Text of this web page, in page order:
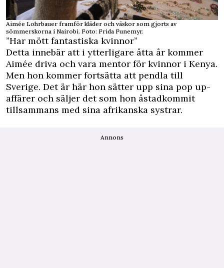
Aimée Lohrbauer framför kläder och väskor som gjorts av
sömmerskorna i Nairobi. Foto: Frida Funemyr.
”Har mött fantastiska kvinnor”
Detta innebär att i ytterligare åtta år kommer
Aimée driva och vara mentor för kvinnor i Kenya.
Men hon kommer fortsätta att pendla till
Sverige. Det är här hon sätter upp sina pop up-
affärer och säljer det som hon åstadkommit
tillsammans med sina afrikanska systrar.
Annons